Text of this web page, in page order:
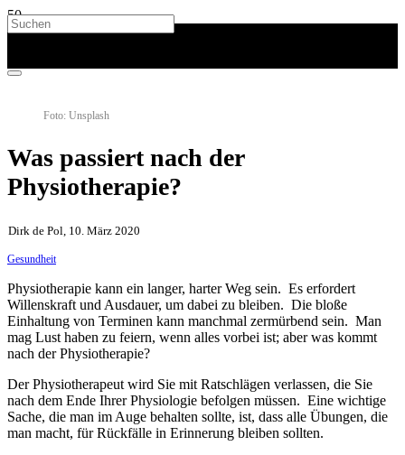
Foto: Unsplash
Was passiert nach der
Physiotherapie?
Dirk de Pol, 10. März 2020
Gesundheit
Physiotherapie kann ein langer, harter Weg sein. Es erfordert
Willenskraft und Ausdauer, um dabei zu bleiben. Die bloße
Einhaltung von Terminen kann manchmal zermürbend sein. Man
mag Lust haben zu feiern, wenn alles vorbei ist; aber was kommt
nach der Physiotherapie?
Der Physiotherapeut wird Sie mit Ratschlägen verlassen, die Sie
nach dem Ende Ihrer Physiologie befolgen müssen. Eine wichtige
Sache, die man im Auge behalten sollte, ist, dass alle Übungen, die
man macht, für Rückfälle in Erinnerung bleiben sollten.